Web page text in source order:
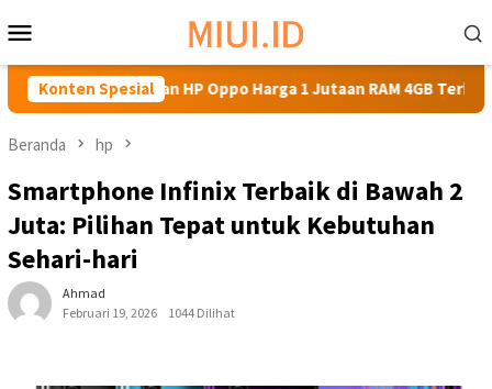
ke
kontenMobile
Konten Spesial
HP Oppo Harga 1 Jutaan RAM 4GB Terbaik untuk
Beranda hp
Smartphone Infinix Terbaik di Bawah 2
Juta: Pilihan Tepat untuk Kebutuhan
Sehari-hari
Ahmad
Februari 19, 2026
1044 Dilihat